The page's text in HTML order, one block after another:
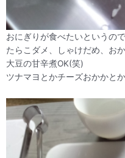
おにぎりが食べたいというの
たらこダメ、しゃけだめ、お
大豆の甘辛煮OK(笑)
ツナマヨとかチーズおかかと